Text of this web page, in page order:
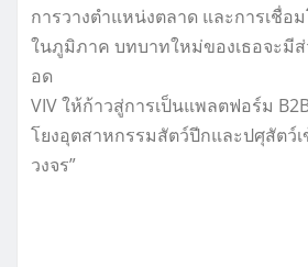
การวางตำแหน่งตลาด และการเชื่อ
ในภูมิภาค บทบาทใหม่ของเธอจะมี
อด
VIV ให้ก้าวสู่การเป็นแพลตฟอร์ม
โยงอุตสาหกรรมสัตว์ปีกและปศุสัตว์
วงจร”